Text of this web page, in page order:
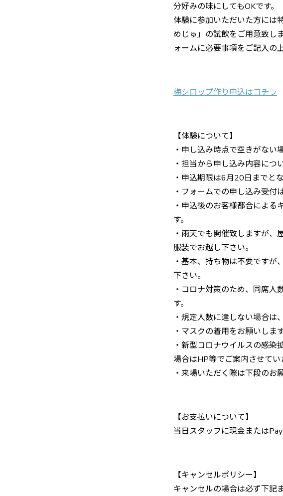
分好みの味にしてもOKです。
体験に参加いただいた方には
めじゅ」の試飲をご用意致し
ォームに必要事項をご記入の
梅シロップ作り申込はコチラ
【体験について】
・申し込み時点で空きがない
・担当から申し込み内容につ
・申込期限は6月20日までと
・フォームでの申し込み受付
・申込後のお客様都合による
す。
・雨天でも開催致しますが、
服装でお越し下さい。
・基本、持ち物は不要ですが
下さい。
・コロナ対策のため、同席人
す。
・規定人数に達しない場合は
・マスクの着用をお願いします
・新型コロナウイルスの感染
場合はHP等でご案内させてい
・来場いただく際は下段のお
【お支払いについて】
当日スタッフに現金または
【キャンセルポリシー】
キャンセルの場合は必ず下記